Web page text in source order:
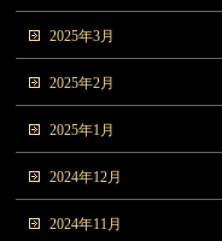
2025年3月
2025年2月
2025年1月
2024年12月
2024年11月